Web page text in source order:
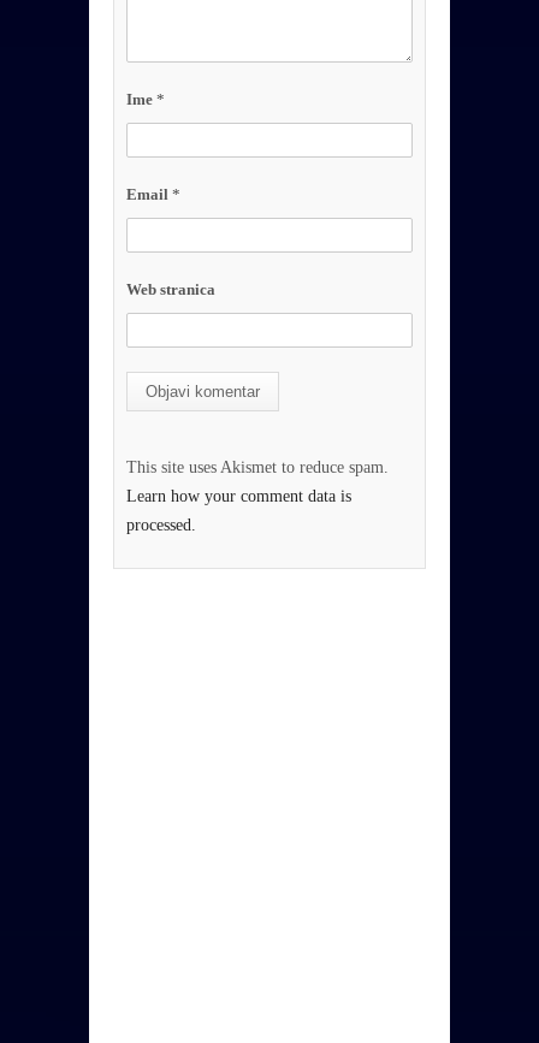
Ime *
Email *
Web stranica
This site uses Akismet to reduce spam.
Learn how your comment data is
processed.